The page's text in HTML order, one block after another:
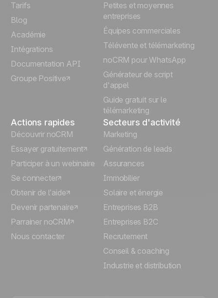
Português
Italiano
Deutsch
Tarifs
Blog
Académie
Intégrations
Documentation API
Groupe Positive
Petites et moyennes
entreprises
Équipes commerciales
Télévente et télémarketing
noCRM pour WhatsApp
Générateur de script
d'appel
Guide gratuit sur le
télémarketing
Actions rapides
Découvrir noCRM
Essayer gratuitement
Participer à un webinaire
Se connecter
Obtenir de l’aide
Devenir partenaire
Parrainer noCRM
Nous contacter
Secteurs d'activité
Marketing
Génération de leads
Assurances
Immobilier
Solaire et énergie
Entreprises B2B
Entreprises B2C
Recrutement
Conseil & coaching
Industrie et distribution